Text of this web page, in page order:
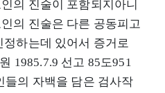
의 진술이 포함되지아니
의 진술은 다른 공동피고
하는데 있어서 증거로
1985.7.9 선고 85도951
들의 자백을 담은 검사작